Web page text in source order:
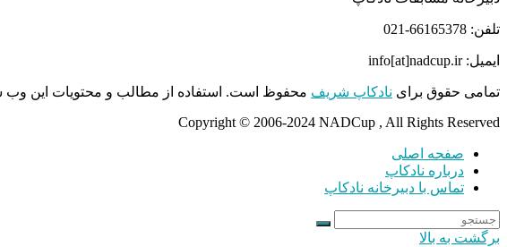
تلفن: 66165378-021
ایمیل: info[at]nadcup.ir
تمامی حقوق برای نادکاپ شریف محفوظ است. استفاده از مطالب و محتویات این وب
Copyright © 2006-2024 NADCup , All Rights Reserved
صفحه اصلی
درباره نادکاپ
تماس با دبیرخانه نادکاپ
برگشت به بالا